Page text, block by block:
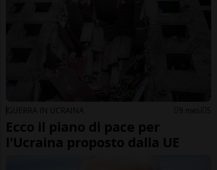
GUERRA IN UCRAINA 9 mesi 5
Ecco il piano di pace per
l'Ucraina proposto dalla UE